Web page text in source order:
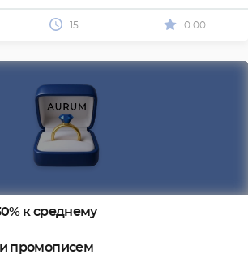
15 0.00
к среднему
промописем